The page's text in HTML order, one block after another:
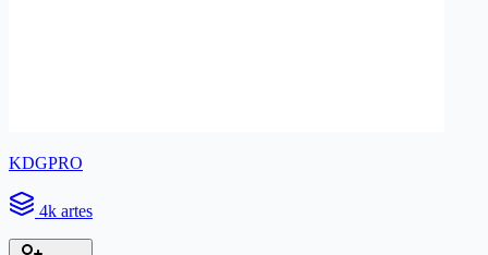
KDGPRO
4k artes